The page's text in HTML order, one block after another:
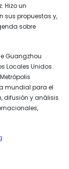
Hizo un
sus propuestas y,
sobre
Guangzhou
Locales Unidos
mundial para el
difusión y análisis